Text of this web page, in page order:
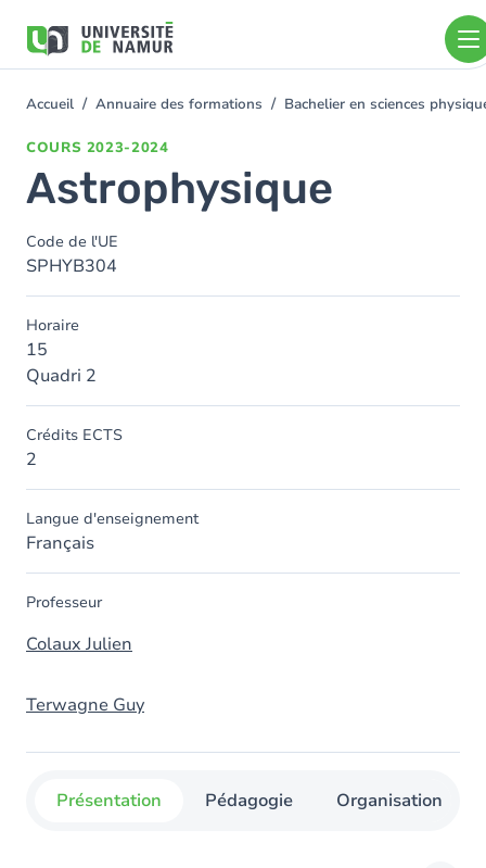
contenu
You
Accueil Annuaire des formations Bachelier en sciences
COURS 2023-2024
Astrophysique
Code de l'UE
SPHYB304
Horaire
15
Quadri 2
Crédits ECTS
2
Langue d'enseignement
Français
Professeur
Colaux Julien
Terwagne Guy
Présentation Pédagogie Organisation